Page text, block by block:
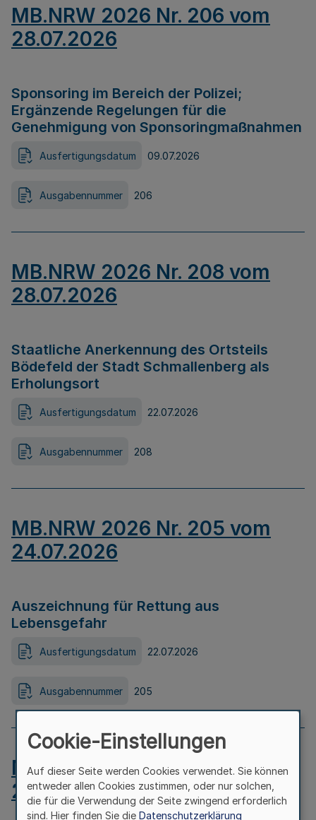
MB.NRW 2026 Nr. 206 vom
28.07.2026
Sponsoring im Bereich der Polizei;
Ergänzende Regelungen für die
Genehmigung von Sponsoringmaßnahmen
Ausfertigungsdatum 09.07.2026
Ausgabennummer 206
MB.NRW 2026 Nr. 208 vom
28.07.2026
Staatliche Anerkennung des Ortsteils
Bödefeld der Stadt Schmallenberg als
Erholungsort
Ausfertigungsdatum 22.07.2026
Ausgabennummer 208
MB.NRW 2026 Nr. 205 vom
24.07.2026
Auszeichnung für Rettung aus
Lebensgefahr
Ausfertigungsdatum 22.07.2026
Ausgabennummer 205
MB.NRW 2026 Nr. 204 vom
24.07.2026
Cookie-Einstellungen
Auf dieser Seite werden Cookies verwendet. Sie können
entweder allen Cookies zustimmen, oder nur solchen,
die für die Verwendung der Seite zwingend erforderlich
sind. Hier finden Sie die Datenschutzerklärung